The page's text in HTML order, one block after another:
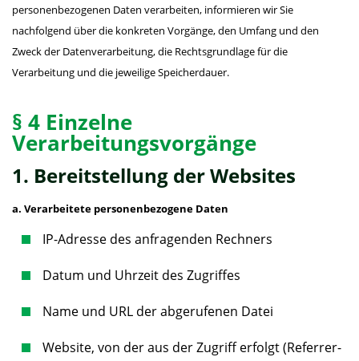
personenbezogenen Daten verarbeiten, informieren wir Sie
nachfolgend über die konkreten Vorgänge, den Umfang und den
Zweck der Datenverarbeitung, die Rechtsgrundlage für die
Verarbeitung und die jeweilige Speicherdauer.
§ 4 Einzelne
Verarbeitungsvorgänge
1. Bereitstellung der Websites
a. Verarbeitete personenbezogene Daten
IP-Adresse des anfragenden Rechners
Datum und Uhrzeit des Zugriffes
Name und URL der abgerufenen Datei
Website, von der aus der Zugriff erfolgt (Referrer-